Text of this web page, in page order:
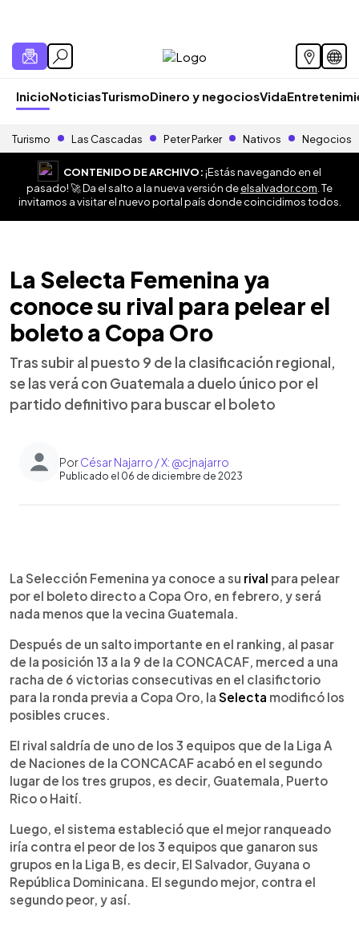
InicioNoticiasTurismoDinero y negociosVida
Turismo Las Cascadas Peter Parker Nativos Negocios
CONTENIDO DE ARCHIVO:¡Estás navegando en el
pasado! 🚀 Da el salto a la nueva versión deelsalvador.com . Te
invitamos a visitar el nuevo portal país donde coincidimos todos.
La Selecta Femenina ya
conoce su rival para pelear el
boleto a Copa Oro
Tras subir al puesto 9 de la clasificación regional,
se las verá con Guatemala a duelo único por el
partido definitivo para buscar el boleto
PorCésar Najarro / X: @cjnajarro
Publicado el 06 de diciembre de 2023
Escuchar artículo
La Selección Femenina ya conoce a su rival para pelear
por el boleto directo a Copa Oro, en febrero, y será
nada menos que la vecina Guatemala.
Después de un salto importante en el ranking, al pasar
de la posición 13 a la 9 de la CONCACAF, merced a una
racha de 6 victorias consecutivas en el clasifictorio
para la ronda previa a Copa Oro, la Selecta modificó los
posibles cruces.
El rival saldría de uno de los 3 equipos que de la Liga A
de Naciones de la CONCACAF acabó en el segundo
lugar de los tres grupos, es decir, Guatemala, Puerto
Rico o Haití.
Luego, el sistema estableció que el mejor ranqueado
iría contra el peor de los 3 equipos que ganaron sus
grupos en la Liga B, es decir, El Salvador, Guyana o
República Dominicana. El segundo mejor, contra el
segundo peor, y así.